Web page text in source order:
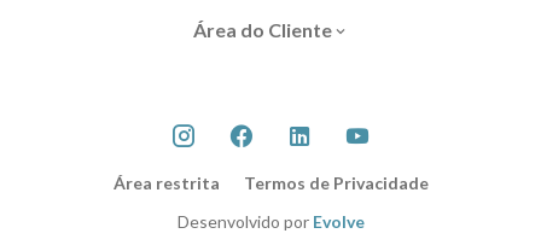
Área do Cliente
Área restrita
Termos de Privacidade
Desenvolvido por Evolve